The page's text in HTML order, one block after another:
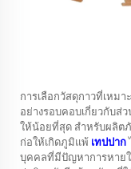
การเลือกวัสดุกาวที่เหม
อย่างรอบคอบเกี่ยวกับส่
ให้น้อยที่สุด สำหรับผลิ
ก่อให้เกิดภูมิแพ้ เทปปาก
บุคคลที่มีปัญหาการหาย